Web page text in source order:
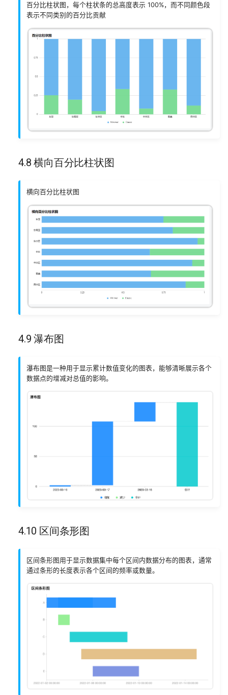
百分比柱状图，每个柱状条的总高度表示 100%，而不同颜色段
表示不同类别的百分比贡献
4.8 横向百分比柱状图
横向百分比柱状图
4.9 瀑布图
瀑布图是一种用于显示累计数值变化的图表，能够清晰展示各个
数据点的增减对总值的影响。
4.10 区间条形图
区间条形图用于显示数据集中每个区间内数据分布的图表，通常
通过条形的长度表示各个区间的频率或数量。